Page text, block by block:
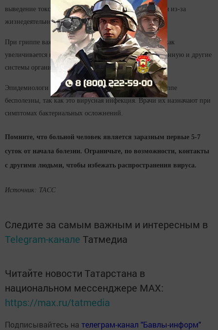
выведение токсинов из организма, которые образуются из-за
жизнедеятельности вируса.
При гриппе важно соблюдать постельный режим, так как
увеличивается нагрузка на сердечно-сосудистую, иммунную и другие
системы организма.
Эпидемиологи напоминают, что антибиотики при гриппе
бесполезны, так как это вирусная инфекция. Врачи их назначают при
симптомах бактериальных осложнений.
Помните, что больной человек является заразным первые 5-7
суток от начала болезни. Ограничьте, по возможности, контакты
с другими людьми, чтобы избежать распространения вируса.
Источник: ТАСС
Следите за самым важным и интересным в
Telegram-канале Татмедиа
Читайте новости Татарстана в
национальном мессенджере MАХ:
https://max.ru/tatmedia
Подписывайтесь на телеграм-канал "Бавлы-информ"